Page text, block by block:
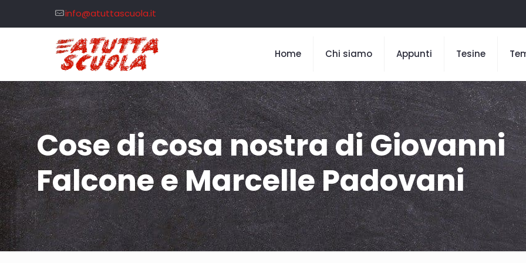
info@atuttascuola.it
Home Chi siamo Appunti Tesine
Cose di cosa nostra di Giovanni
Falcone e Marcelle Padovani